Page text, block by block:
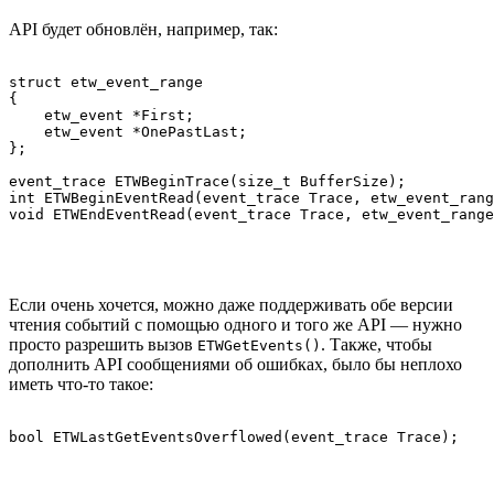
API будет обновлён, например, так:
struct etw_event_range
{
    etw_event *First;
    etw_event *OnePastLast;
};
event_trace ETWBeginTrace(size_t BufferSize);
int ETWBeginEventRead(event_trace Trace,
Если очень хочется, можно даже поддерживать обе версии
чтения событий с помощью одного и того же API — нужно
просто разрешить вызов ETWGetEvents() . Также, чтобы
дополнить API сообщениями об ошибках, было бы неплохо
иметь что-то такое: